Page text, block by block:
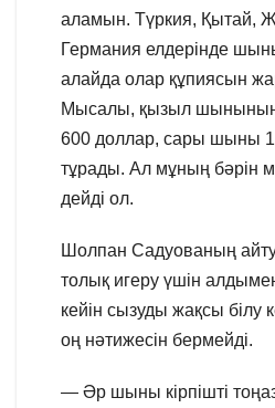
аламын. Түркия, Қытай,
Германия елдерінде
алайда олар құпиясын
Мысалы, қызыл шынының
600 доллар, сары шыны
тұрады. Ал мұның бәрін
дейді ол.
Шолпан Садуованың
толық игеру үшін
кейін сызуды жақсы
оң нәтижесін бермейді.
— Әр шыны кірпішті